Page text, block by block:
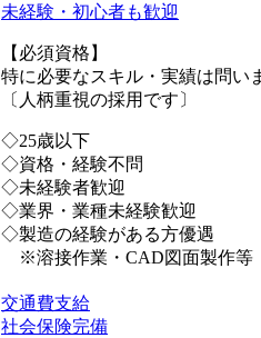
未経験・初心者も歓迎
【必須資格】
特に必要なスキル・実績は問い
〔人柄重視の採用です〕
◇25歳以下
◇資格・経験不問
◇未経験者歓迎
◇業界・業種未経験歓迎
◇製造の経験がある方優遇
※溶接作業・CAD図面製作等
交通費支給
社会保険完備